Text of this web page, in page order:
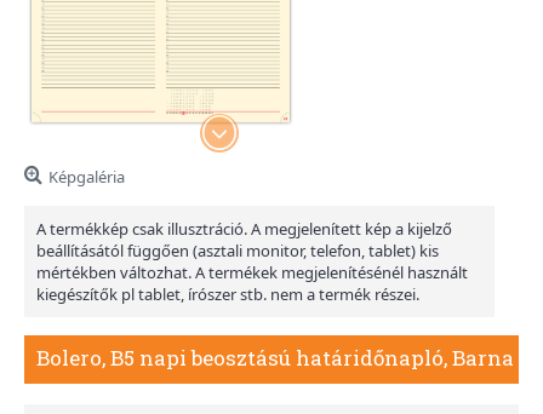
Képgaléria
A termékkép csak illusztráció. A megjelenített kép a kijelző
beállításától függően (asztali monitor, telefon, tablet) kis
mértékben változhat. A termékek megjelenítésénél használt
kiegészítők pl tablet, írószer stb. nem a termék részei.
Bolero, B5 napi beosztású határidőnapló, Barna